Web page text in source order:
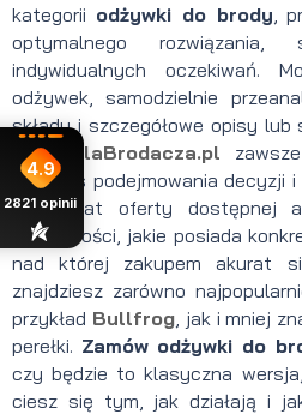
kategorii odżywki do brody ,
optymalnego
indywidualnych oczekiwań.
odżywek, samodzielnie
składy i szczegółowe opisy
ekipa
dlaBrodacza.pl
podczas podejmowania decyzji
na temat oferty dostępnej
właściwości, jakie posiada
nad której zakupem akurat
znajdziesz zarówno
przykład Bullfrog, jak i mniej
perełki. Zamów odżywki do
czy będzie to klasyczna
ciesz się tym, jak działają i
4.9
2821 opinii